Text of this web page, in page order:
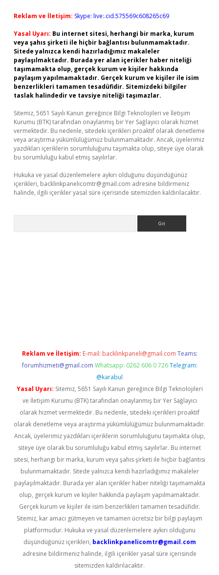
Reklam ve İletişim: Skype: live:.cid.575569c608265c69
Yasal Uyarı: Bu internet sitesi, herhangi bir marka, kurum
veya şahıs şirketi ile hiçbir bağlantısı bulunmamaktadır.
Sitede yalnızca kendi hazırladığımız makaleler
paylaşılmaktadır. Burada yer alan içerikler haber niteliği
taşımamakta olup, gerçek kurum ve kişiler hakkında
paylaşım yapılmamaktadır. Gerçek kurum ve kişiler ile isim
benzerlikleri tamamen tesadüfidir. Sitemizdeki bilgiler
taslak halindedir ve tavsiye niteliği taşımazlar.
Sitemiz, 5651 Sayılı Kanun gereğince Bilgi Teknolojileri ve İletişim
Kurumu (BTK) tarafından onaylanmış bir Yer Sağlayıcı olarak hizmet
vermektedir. Bu nedenle, sitedeki içerikleri proaktif olarak denetleme
veya araştırma yükümlülüğümüz bulunmamaktadır. Ancak, üyelerimiz
yazdıkları içeriklerin sorumluluğunu taşımakta olup, siteye üye olarak
bu sorumluluğu kabul etmiş sayılırlar.
Hukuka ve yasal düzenlemelere aykırı olduğunu düşündüğünüz
içerikleri, backlinkpanelicomtr@gmail.com adresine bildirmeniz
halinde, ilgili içerikler yasal süre içerisinde sitemizden kaldırılacaktır.
Reklam ve İletişim: E-mail: backlinkpaneli@gmail.com Teams:
forumhizmeti@gmail.com Whatsapp: 0262 606 0 726 Telegram:
@karabul
Yasal Uyarı: Sitemiz, 5651 Sayılı Kanun gereğince Bilgi Teknolojileri
ve İletişim Kurumu (BTK) tarafından onaylanmış bir Yer Sağlayıcı
olarak hizmet vermektedir. Bu nedenle, sitedeki içerikleri proaktif
olarak denetleme veya araştırma yükümlülüğümüz bulunmamaktadır.
Ancak, üyelerimiz yazdıkları içeriklerin sorumluluğunu taşımakta olup,
siteye üye olarak bu sorumluluğu kabul etmiş sayılırlar. Bu internet
sitesi, herhangi bir marka, kurum veya şahıs şirketi ile hiçbir bağlantısı
bulunmamaktadır. Sitede yalnızca kendi hazırladığımız makaleler
paylaşılmaktadır. Burada yer alan içerikler haber niteliği taşımamakta
olup, gerçek kurum ve kişiler hakkında paylaşım yapılmamaktadır.
Gerçek kurum ve kişiler ile isim benzerlikleri tamamen tesadüfidir.
Sitemiz, kar amacı gütmeyen ve tamamen ücretsiz bir bilgi paylaşım
platformudur. Hukuka ve yasal düzenlemelere aykırı olduğunu
düşündüğünüz içerikleri, backlinkpanelicomtr@gmail.com
adresine bildirmeniz halinde, ilgili içerikler yasal süre içerisinde
sitemizden kaldırılacaktır.